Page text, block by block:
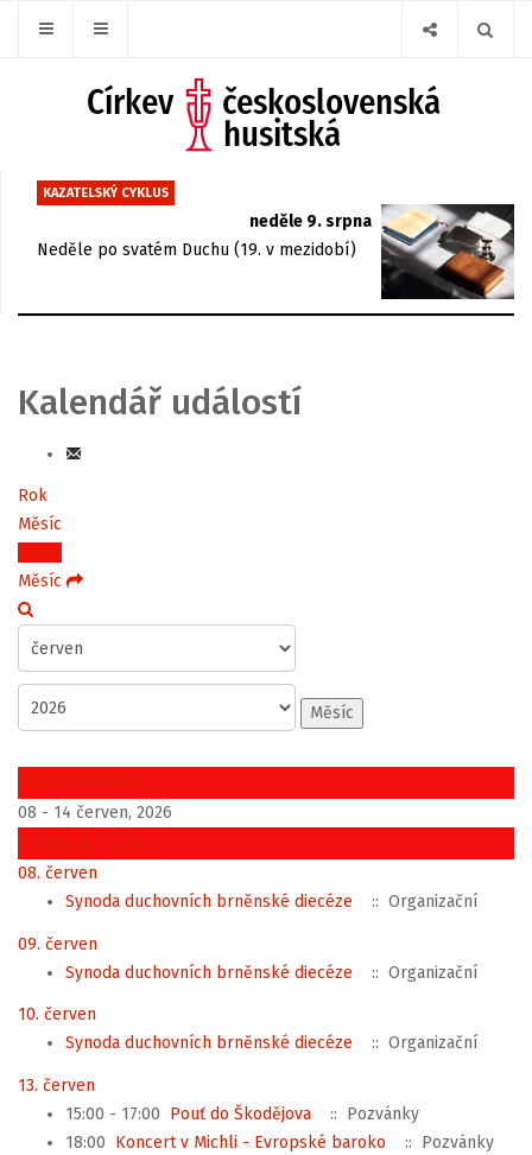
KAZATELSKÝ CYKLUS
neděle 9. srpna
Neděle po svatém Duchu (19. v mezidobí)
Kalendář událostí
Rok
Měsíc
Týden
Měsíc
Měsíc
Předchozí týden
08 - 14 červen, 2026
Následující týden
08. červen
Synoda duchovních brněnské diecéze
:: Organizační
09. červen
Synoda duchovních brněnské diecéze
:: Organizační
10. červen
Synoda duchovních brněnské diecéze
:: Organizační
13. červen
15:00 - 17:00 Pouť do Škodějova
:: Pozvánky
18:00 Koncert v Michli - Evropské baroko :: Pozvánky